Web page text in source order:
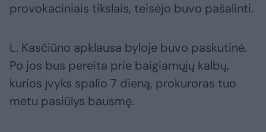
provokaciniais tikslais, teisėjo buvo pašalinti.
L. Kasčiūno apklausa byloje buvo paskutinė.
Po jos bus pereita prie baigiamųjų kalbų,
kurios įvyks spalio 7 dieną, prokuroras tuo
metu pasiūlys bausmę.